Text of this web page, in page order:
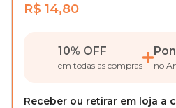
R$ 14,80
10% OFF
em todas as compras no
Receber ou retirar em loja a